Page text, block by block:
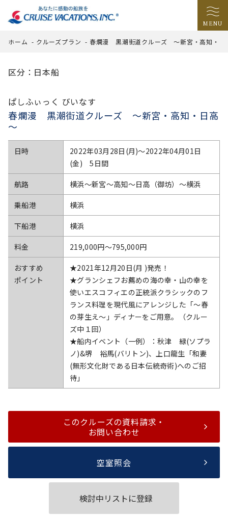
MENU
ホーム - クルーズプラン - 春爛漫 黒潮街道クルーズ ～新宮・高知・日
区分：日本船
ぱしふぃっく びいなす
春爛漫 黒潮街道クルーズ ～新宮・高知・日高
～
日時
2022年03月28日(月)〜2022年04月01日
(金) 5日間
航路 横浜～新宮～高知～日高（御坊）～横浜
乗船港 横浜
下船港 横浜
料金 219,000円〜795,000円
おすすめ
ポイント
★2021年12月20日(月 )発売！
★グランシェフお薦めの海の幸・山の幸を
使いエスコフィエの正統派クラシックのフ
ランス料理を現代風にアレンジした「～春
の芽生え～」ディナーをご用意。（クルー
ズ中１回）
★船内イベント（一例）：秋津 緑(ソプラ
ノ)&堺 裕馬(バリトン)、上口龍生「和妻
(無形文化財である日本伝統奇術)へのご招
待」
このクルーズの資料請求・
お問い合わせ
空室照会
検討中リストに登録